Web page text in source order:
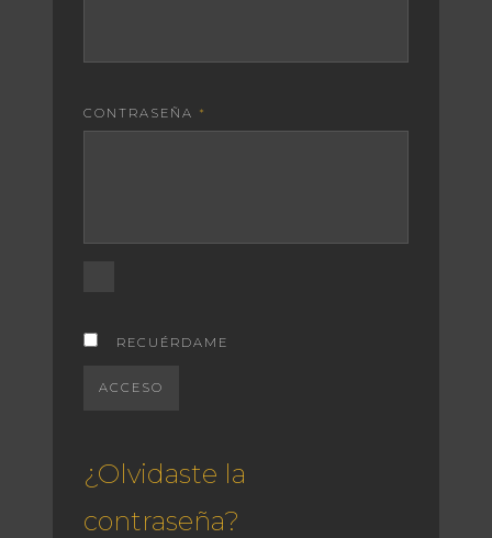
CONTRASEÑA *
RECUÉRDAME
ACCESO
¿Olvidaste la
contraseña?